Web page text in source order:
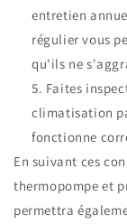
entretien
régulier vous
qu'ils ne
Faites
climatisation
fonctionne
En suivant ces
thermopompe et
permettra